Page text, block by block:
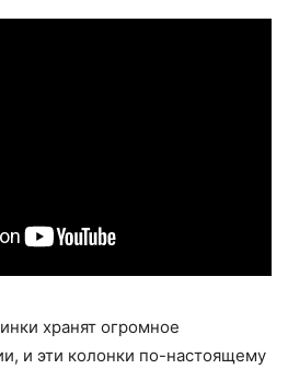
хранят огромное
и эти колонки по-настоящему